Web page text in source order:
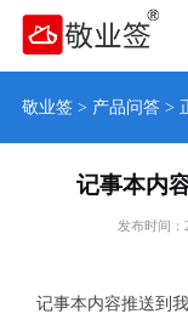
敬业签> 产品问答>
记事本内
发布时间：
记事本内容推送到